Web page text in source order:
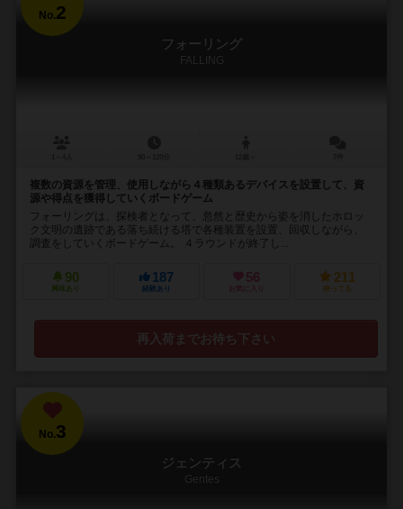
No.2
フォーリング
FALLING
複数の資源を管理、使用しながら４種類あるデバイスを設置して、資
源や得点を獲得していくボードゲーム
フォーリングは、探検者となって、忽然と歴史から姿を消したホロッ
ク文明の遺跡である落ち続ける塔で各種装置を設置、回収しながら、
調査をしていくボードゲーム。 ４ラウンドが終了し...
90
興味あり
187
経験あり
56
お気に入り
211
持ってる
再入荷までお待ち下さい
No.3
ジェンティス
Gentes